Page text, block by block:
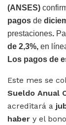
(ANSES)
pagos de
prestaciones.
de 2,3%, en
Los pagos de
Este mes se
Sueldo Anual
acreditará a
haber y el